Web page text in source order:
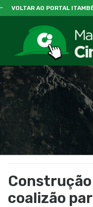
VOLTAR AO PORTAL
coalizão